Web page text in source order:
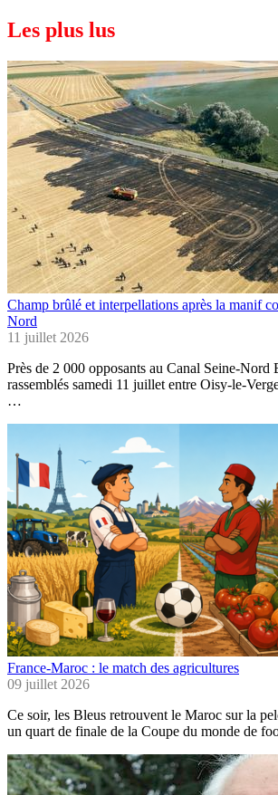
Les plus lus
Champ brûlé et interpellations après la manif
Nord
11 juillet 2026
Près de 2 000 opposants au Canal Seine-Nord
rassemblés samedi 11 juillet entre Oisy-le-
…
France-Maroc : le match des agricultures
09 juillet 2026
Ce soir, les Bleus retrouvent le Maroc sur la
un quart de finale de la Coupe du monde de